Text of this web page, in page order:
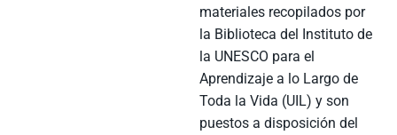
materiales recopilados por
la Biblioteca del Instituto de
la UNESCO para el
Aprendizaje a lo Largo de
Toda la Vida (UIL) y son
puestos a disposición del